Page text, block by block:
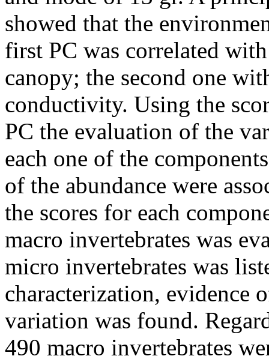
showed that the
first PC was correlated
canopy; the second one
conductivity. Using the
PC the evaluation of the
each one of the
of the abundance were
the scores for each
macro invertebrates was
micro invertebrates was
characterization, evidence
variation was found.
490 macro invertebrates